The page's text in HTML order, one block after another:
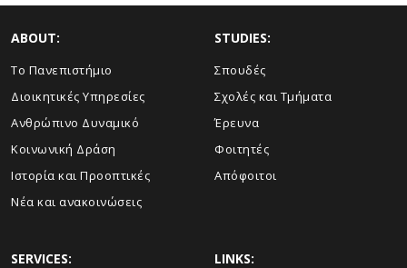
ABOUT:
Το Πανεπιστήμιο
Διοικητικές Υπηρεσίες
Ανθρώπινο Δυναμικό
Κοινωνική Δράση
Ιστορία και Προοπτικές
Νέα και ανακοινώσεις
STUDIES:
Σπουδές
Σχολές και Τμήματα
Έρευνα
Φοιτητές
Απόφοιτοι
SERVICES: LINKS: